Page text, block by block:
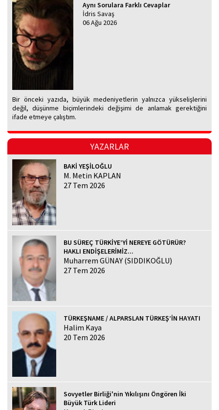
Aynı Sorulara Farklı Cevaplar
İdris Savaş
06 Ağu 2026
Bir önceki yazıda, büyük medeniyetlerin yalnızca yükselişlerini
değil, düşünme biçimlerindeki değişimi de anlamak gerektiğini
ifade etmeye çalıştım.
YAZARLAR
BAKİ YEŞİLOĞLU
M. Metin KAPLAN
27 Tem 2026
BU SÜREÇ TÜRKİYE’Yİ NEREYE GÖTÜRÜR?
HAKLI ENDİŞELERİMİZ...
Muharrem GÜNAY (SIDDIKOĞLU)
27 Tem 2026
TÜRKEŞNAME / ALPARSLAN TÜRKEŞ’İN HAYATI
Halim Kaya
20 Tem 2026
Sovyetler Birliği'nin Yıkılışını Öngören İki
Büyük Türk Lideri